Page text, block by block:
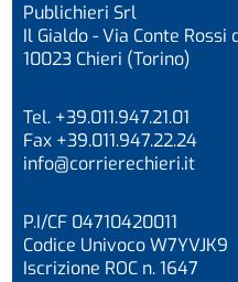
Publichieri Srl
Il Gialdo - Via Conte Rossi
10023 Chieri (Torino)
Tel. +39.011.947.21.01
Fax +39.011.947.22.24
info@corrierechieri.it
P.I/CF 04710420011
Codice Univoco W7YVJK9
Iscrizione ROC n. 1647